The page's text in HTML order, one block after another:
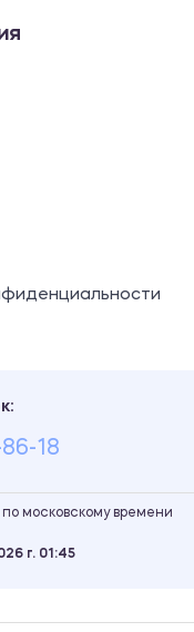
18
московскому времени
г. 01 45